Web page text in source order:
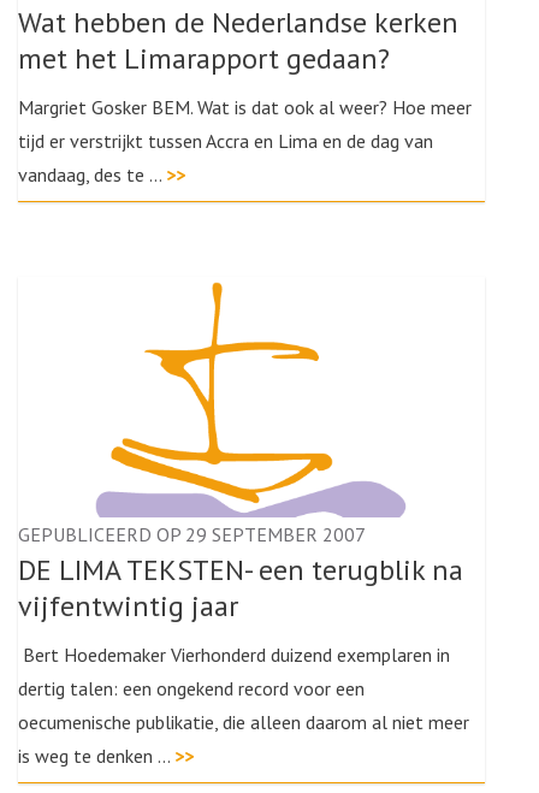
Wat hebben de Nederlandse kerken
met het Limarapport gedaan?
Margriet Gosker BEM. Wat is dat ook al weer? Hoe meer
tijd er verstrijkt tussen Accra en Lima en de dag van
vandaag, des te … >>
GEPUBLICEERD OP 29 SEPTEMBER 2007
DE LIMA TEKSTEN- een terugblik na
vijfentwintig jaar
Bert Hoedemaker Vierhonderd duizend exemplaren in
dertig talen: een ongekend record voor een
oecumenische publikatie, die alleen daarom al niet meer
is weg te denken … >>